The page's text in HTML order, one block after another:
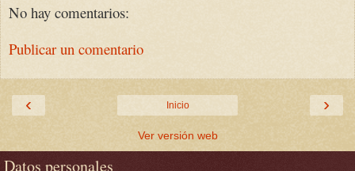
No hay comentarios:
Publicar un comentario
‹ ›
Inicio
Ver versión web
Datos personales